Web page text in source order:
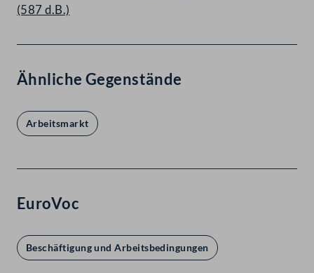
(587 d.B.)
Ähnliche Gegenstände
Arbeitsmarkt
EuroVoc
Beschäftigung und Arbeitsbedingungen